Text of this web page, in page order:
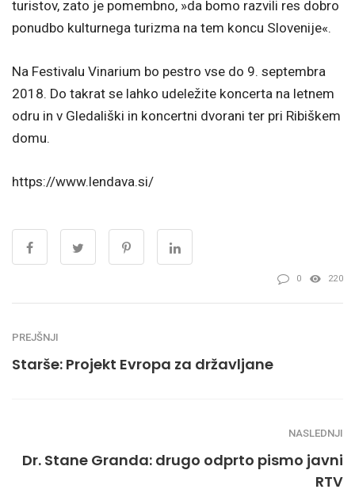
turistov, zato je pomembno, »da bomo razvili res dobro
ponudbo kulturnega turizma na tem koncu Slovenije«.
Na Festivalu Vinarium bo pestro vse do 9. septembra
2018. Do takrat se lahko udeležite koncerta na letnem
odru in v Gledališki in koncertni dvorani ter pri Ribiškem
domu.
https://www.lendava.si/
0 220
PREJŠNJI
Starše: Projekt Evropa za državljane
NASLEDNJI
Dr. Stane Granda: drugo odprto pismo javni
RTV